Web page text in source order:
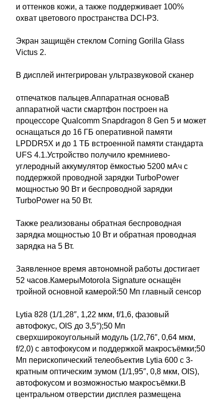
и оттенков кожи, а также поддерживает 100%
охват цветового пространства DCI-P3.
Экран защищён стеклом Corning Gorilla Glass
Victus 2.
В дисплей интегрирован ультразвуковой сканер
отпечатков пальцев.Аппаратная основаВ
аппаратной части смартфон построен на
процессоре Qualcomm Snapdragon 8 Gen 5 и может
оснащаться до 16 ГБ оперативной памяти
LPDDR5X и до 1 ТБ встроенной памяти стандарта
UFS 4.1.Устройство получило кремниево-
углеродный аккумулятор ёмкостью 5200 мАч с
поддержкой проводной зарядки TurboPower
мощностью 90 Вт и беспроводной зарядки
TurboPower на 50 Вт.
Также реализованы обратная беспроводная
зарядка мощностью 10 Вт и обратная проводная
зарядка на 5 Вт.
Заявленное время автономной работы достигает
52 часов.КамерыMotorola Signature оснащён
тройной основной камерой:50 Мп главный сенсор
Lytia 828 (1/1,28″, 1,22 мкм, f/1,6, фазовый
автофокус, OIS до 3,5°);50 Мп
сверхширокоугольный модуль (1/2,76″, 0,64 мкм,
f/2,0) с автофокусом и поддержкой макросъёмки;50
Мп перископический телеобъектив Lytia 600 с 3-
кратным оптическим зумом (1/1,95″, 0,8 мкм, OIS),
автофокусом и возможностью макросъёмки.В
центральном отверстии дисплея размещена